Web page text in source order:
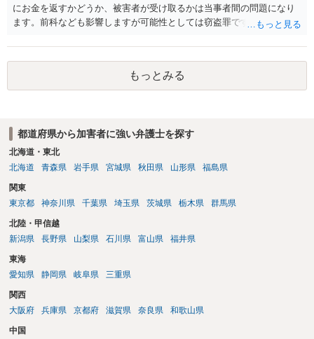
にお金を返すかどうか、被害者が受け取るかは当事者間の問題になり
ます。前科なども影響しますが可能性としては窃盗罪ですので、逮捕
もっとみる
都道府県から加害者に強い弁護士を探す
北海道・東北
北海道
青森県 岩手県 宮城県 秋田県 山形県 福島県
関東
東京都
神奈川県 千葉県 埼玉県 茨城県 栃木県 群馬県
北陸・甲信越
新潟県
長野県 山梨県 石川県 富山県 福井県
東海
愛知県
静岡県 岐阜県 三重県
関西
大阪府
兵庫県 京都府 滋賀県 奈良県 和歌山県
中国